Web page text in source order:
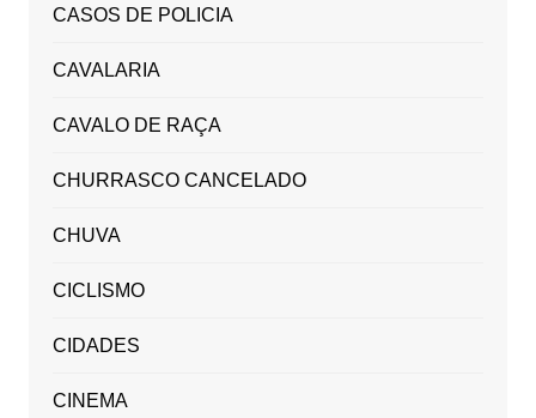
CASOS DE POLICIA
CAVALARIA
CAVALO DE RAÇA
CHURRASCO CANCELADO
CHUVA
CICLISMO
CIDADES
CINEMA